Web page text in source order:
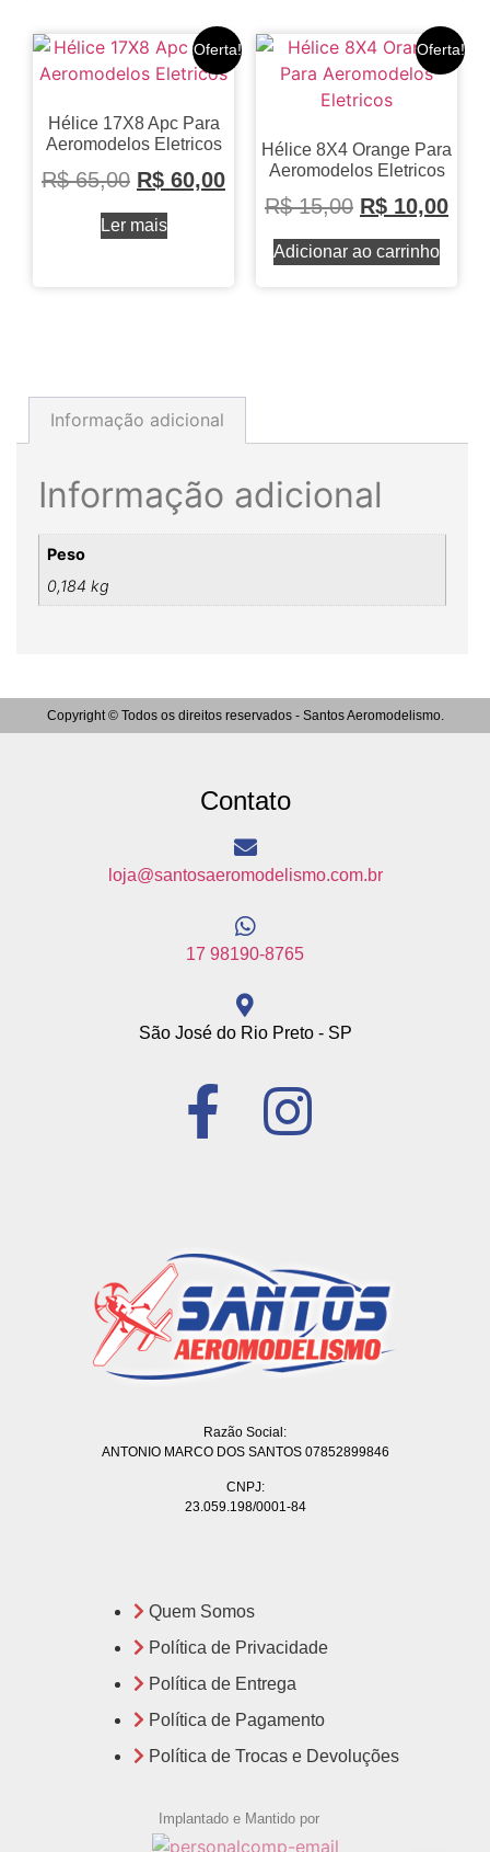
Oferta!
Hélice 17X8 Apc Para
Aeromodelos Eletricos
R$65,00 R$ 60,00
Ler mais
Oferta!
Hélice 8X4 Orange Para
Aeromodelos Eletricos
R$15,00 R$ 10,00
Adicionar ao carrinho
Informação adicional
Informação adicional
Peso
0,184 kg
Copyright © Todos os direitos reservados - Santos Aeromodelismo.
Contato
loja@santosaeromodelismo.com.br
17 98190-8765
São José do Rio Preto - SP
Razão Social:
ANTONIO MARCO DOS SANTOS 07852899846
CNPJ:
23.059.198/0001-84
Quem Somos
Política de Privacidade
Política de Entrega
Política de Pagamento
Política de Trocas e Devoluções
Implantado e Mantido por